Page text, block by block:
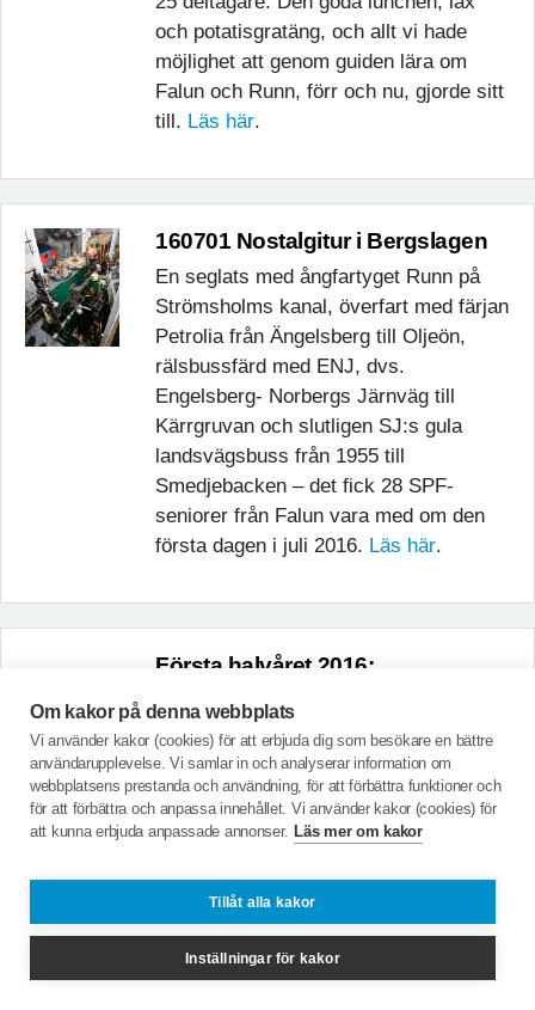
Om kakor på denna webbplats
Vi använder kakor (cookies) för att erbjuda dig som besökare en bättre
användarupplevelse. Vi samlar in och analyserar information om
webbplatsens prestanda och användning, för att förbättra funktioner och
för att förbättra och anpassa innehållet. Vi använder kakor (cookies) för
att kunna erbjuda anpassade annonser. Läs mer om kakor
Tillåt alla kakor
Inställningar för kakor
och potatisgratäng, och allt vi hade
möjlighet att genom guiden lära om
Falun och Runn, förr och nu, gjorde sitt
till. Läs här.
160701 Nostalgitur i Bergslagen
En seglats med ångfartyget Runn på
Strömsholms kanal, överfart med färjan
Petrolia från Ängelsberg till Oljeön,
rälsbussfärd med ENJ, dvs.
Engelsberg- Norbergs Järnväg till
Kärrgruvan och slutligen SJ:s gula
landsvägsbuss från 1955 till
Smedjebacken – det fick 28 SPF-
seniorer från Falun vara med om den
första dagen i juli 2016. Läs här.
Första halvåret 2016:
160617 48 deltagare i golfmästerskapet
160608 En heldag i Siljansringen
160602 Hemliga resan - vart skulle vi?
160602 Behaglig vandring till Skuruhäll
160526 Försommarvandring bland
lamm och griskultingar
160521 Från Pythagoras till Pippi – en